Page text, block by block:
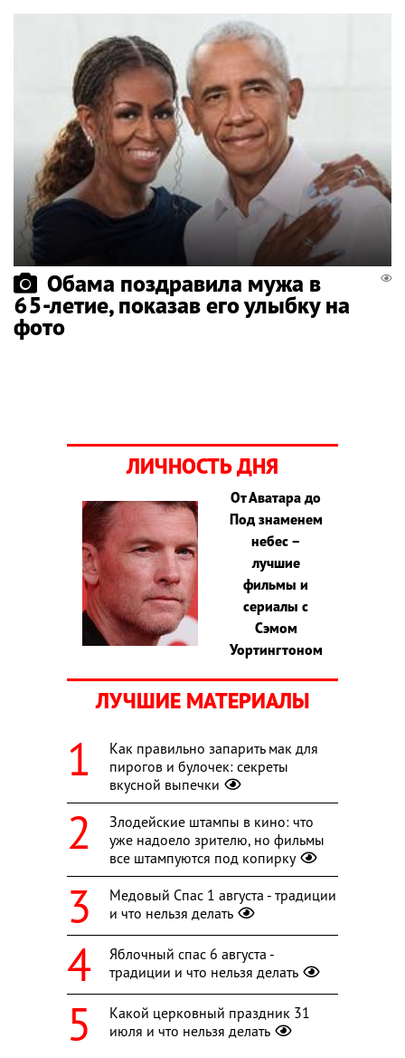
Обама поздравила мужа в
65-летие, показав его улыбку на
фото
ЛИЧНОСТЬ ДНЯ
От Аватара до
Под знаменем
небес –
лучшие
фильмы и
сериалы с
Сэмом
Уортингтоном
ЛУЧШИЕ МАТЕРИАЛЫ
Как правильно запарить мак для
пирогов и булочек: секреты
вкусной выпечки
Злодейские штампы в кино: что
уже надоело зрителю, но фильмы
все штампуются под копирку
Медовый Спас 1 августа - традиции
и что нельзя делать
Яблочный спас 6 августа -
традиции и что нельзя делать
Какой церковный праздник 31
июля и что нельзя делать